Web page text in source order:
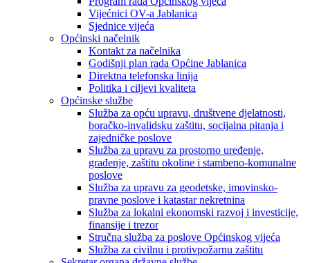
Vijećnici OV-a Jablanica
Sjednice vijeća
Općinski načelnik
Kontakt za načelnika
Godišnji plan rada Općine Jablanica
Direktna telefonska linija
Politika i ciljevi kvaliteta
Općinske službe
Služba za opću upravu, društvene djelatnosti,
boračko-invalidsku zaštitu, socijalna pitanja i
zajedničke poslove
Služba za upravu za prostorno uređenje,
građenje, zaštitu okoline i stambeno-komunalne
poslove
Služba za upravu za geodetske, imovinsko-
pravne poslove i katastar nekretnina
Služba za lokalni ekonomski razvoj i investicije,
finansije i trezor
Stručna služba za poslove Općinskog vijeća
Služba za civilnu i protivpožarnu zaštitu